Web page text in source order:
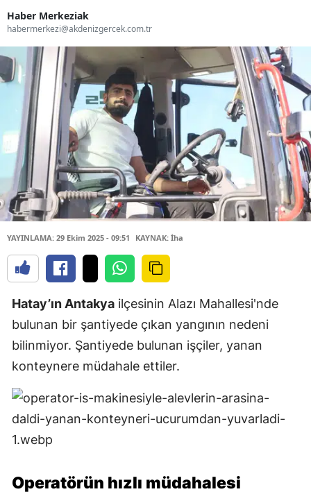
Haber Merkeziak
habermerkezi@akdenizgercek.com.tr
YAYINLAMA: 29 Ekim 2025 - 09:51 KAYNAK: İha
Hatay’ın Antakya ilçesinin Alazı Mahallesi'nde
bulunan bir şantiyede çıkan yangının nedeni
bilinmiyor. Şantiyede bulunan işçiler, yanan
konteynere müdahale ettiler.
Operatörün hızlı müdahalesi